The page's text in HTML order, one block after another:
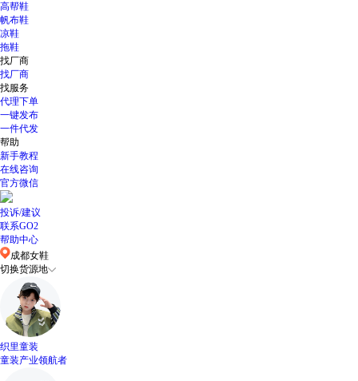
高帮鞋
帆布鞋
凉鞋
拖鞋
找厂商
找厂商
找服务
代理下单
一键发布
一件代发
帮助
新手教程
在线咨询
官方微信
投诉/建议
联系GO2
帮助中心
成都女鞋
切换货源地
织里童装
童装产业领航者